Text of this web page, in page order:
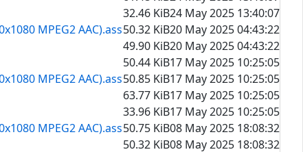
32.46 KiB24 May 2025 13:40:07
MPEG2 AAC).ass50.32 KiB20 May 2025 04:43:22
49.90 KiB20 May 2025 04:43:22
50.44 KiB17 May 2025 10:25:05
MPEG2 AAC).ass50.85 KiB17 May 2025 10:25:05
63.77 KiB17 May 2025 10:25:05
33.96 KiB17 May 2025 10:25:05
MPEG2 AAC).ass50.75 KiB08 May 2025 18:08:32
50.32 KiB08 May 2025 18:08:32